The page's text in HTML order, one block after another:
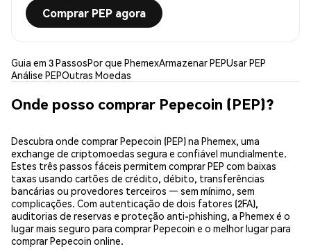
Comprar PEP agora
Guia em 3 PassosPor que PhemexArmazenar PEPUsar PEP
Análise PEPOutras Moedas
Onde posso comprar Pepecoin (PEP)?
Descubra onde comprar Pepecoin (PEP) na Phemex, uma
exchange de criptomoedas segura e confiável mundialmente.
Estes três passos fáceis permitem comprar PEP com baixas
taxas usando cartões de crédito, débito, transferências
bancárias ou provedores terceiros — sem mínimo, sem
complicações. Com autenticação de dois fatores (2FA),
auditorias de reservas e proteção anti-phishing, a Phemex é o
lugar mais seguro para comprar Pepecoin e o melhor lugar para
comprar Pepecoin online.